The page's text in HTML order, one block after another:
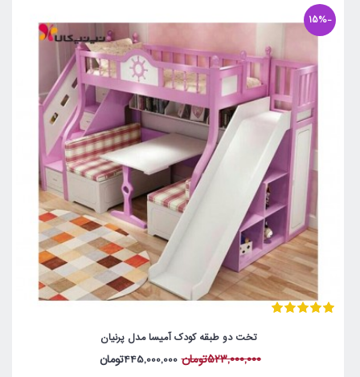
-15%
تخت دو طبقه کودک آمیسا مدل پرنیان
523,000,000تومان 445,000,000تومان